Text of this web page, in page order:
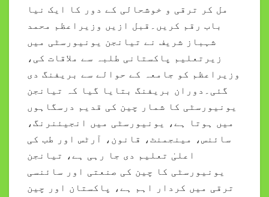
مل کر ترقی و خوشحالی کے دور کا ایک نیا
باب رقم کریں۔قبل ازیں وزیراعظم محمد
شہباز شریف نے تیانجن یونیورسٹی میں
زیرتعلیم پاکستانی طلبہ سے ملاقات کی،
وزیراعظم کو جامعہ کے حوالے سے بریفنگ دی
گئی۔دوران بریفنگ بتایا گیا کہ تیانجن
یونیورسٹی کا شمار چین کی قدیم درسگاہوں
میں ہوتا ہے، یونیورسٹی میں انجیئنرنگ،
سائنس، مینجمنٹ، قانون، آرٹس اور طب کی
اعلیٰ تعلیم دی جا رہی ہے، تیانجن
یونیورسٹی کا چین کی صنعتی اور سائنسی
ترقی میں کردار اہم ہے، پاکستان اور چین